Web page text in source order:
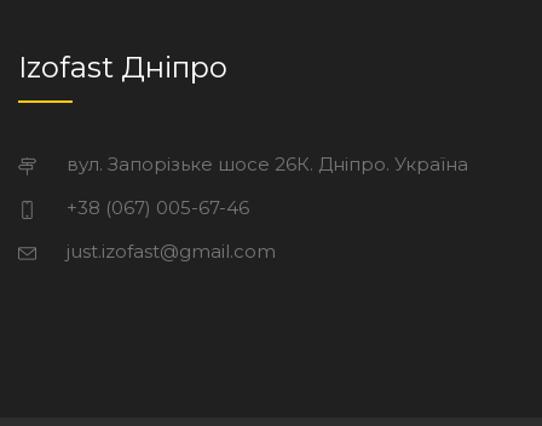
Izofast Дніпро
вул. Запорізьке шосе 26К. Дніпро. Україна
+38 (067) 005-67-46
just.izofast@gmail.com